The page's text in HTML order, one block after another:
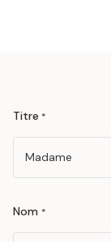
Titre *
Nom *